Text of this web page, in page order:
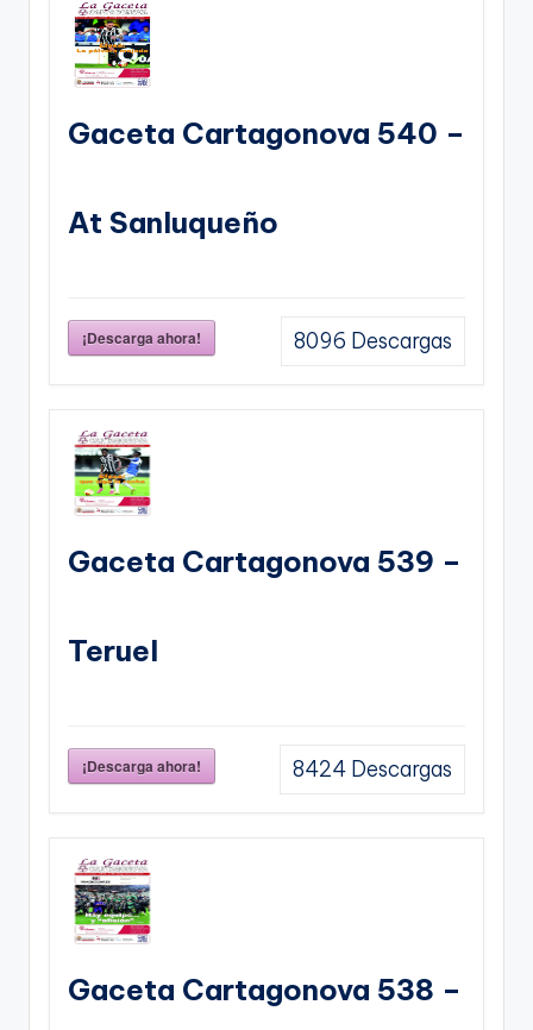
Gaceta Cartagonova 540 –
At Sanluqueño
¡Descarga ahora! 8096 Descargas
Gaceta Cartagonova 539 –
Teruel
¡Descarga ahora! 8424 Descargas
Gaceta Cartagonova 538 –